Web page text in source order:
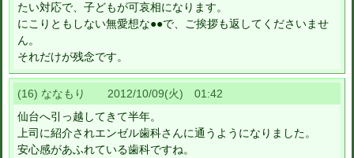
たい対応で、子どもが可哀相になります。
にこりともしない無愛想な●●で、ご挨拶も返してくださいませ
ん。
それだけが残念です。
(16) ななもり 2012/10/09(火) 01:42
仙台へ引っ越してきて半年。
上司に紹介されエンゼル歯科さんに通うようになりました。
安心感があふれている歯科ですね。